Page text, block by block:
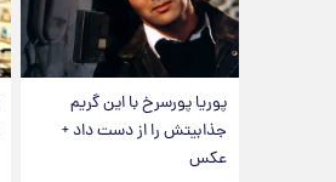
پوریا پورسرخ با این گریم
جذابیتش را از دست داد +
عکس